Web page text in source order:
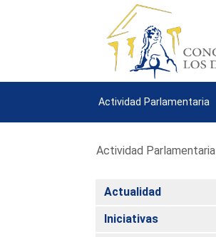
Actividad Parlamentaria
Actividad Parlamentaria
Actualidad
Iniciativas